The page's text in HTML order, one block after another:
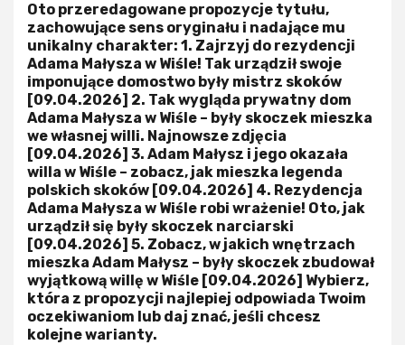
Oto przeredagowane propozycje tytułu,
zachowujące sens oryginału i nadające mu
unikalny charakter: 1. Zajrzyj do rezydencji
Adama Małysza w Wiśle! Tak urządził swoje
imponujące domostwo były mistrz skoków
[09.04.2026] 2. Tak wygląda prywatny dom
Adama Małysza w Wiśle – były skoczek mieszka
we własnej willi. Najnowsze zdjęcia
[09.04.2026] 3. Adam Małysz i jego okazała
willa w Wiśle – zobacz, jak mieszka legenda
polskich skoków [09.04.2026] 4. Rezydencja
Adama Małysza w Wiśle robi wrażenie! Oto, jak
urządził się były skoczek narciarski
[09.04.2026] 5. Zobacz, w jakich wnętrzach
mieszka Adam Małysz – były skoczek zbudował
wyjątkową willę w Wiśle [09.04.2026] Wybierz,
która z propozycji najlepiej odpowiada Twoim
oczekiwaniom lub daj znać, jeśli chcesz
kolejne warianty.